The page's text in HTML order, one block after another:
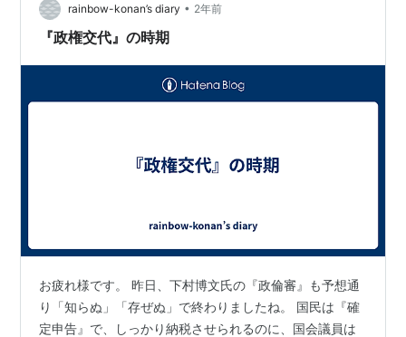
rainbow-konan’s diary • 2年前
『政権交代』の時期
お疲れ様です。 昨日、下村博文氏の『政倫審』も予想通
り「知らぬ」「存ぜぬ」で終わりましたね。 国民は『確
定申告』で、しっかり納税させられるのに、国会議員は